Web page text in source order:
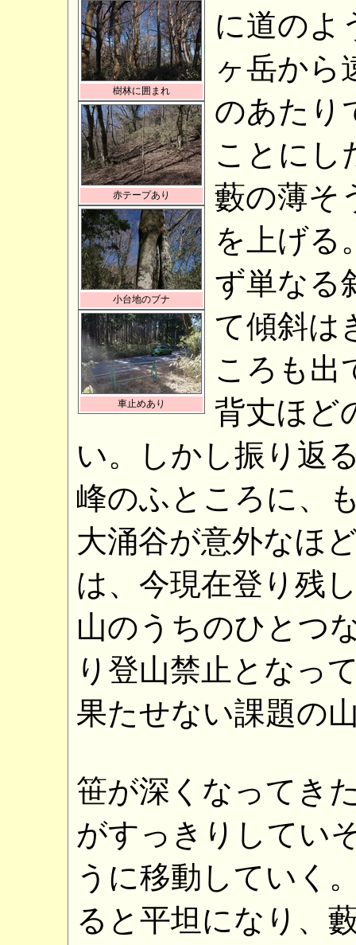
樹林に囲まれ
赤テープあり
小台地のブナ
車止めあり
に道のよ
ヶ岳から
のあたり
ことにし
藪の薄そ
を上げる
ず単なる
て傾斜は
ころも出
背丈ほど
い。しかし振り返
峰のふところに、
大涌谷が意外なほ
は、今現在登り残
山のうちのひとつ
り登山禁止となっ
果たせない課題の
笹が深くなってき
がすっきりしてい
うに移動していく
ると平坦になり、